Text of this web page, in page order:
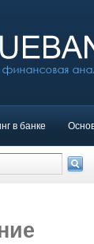
в банке